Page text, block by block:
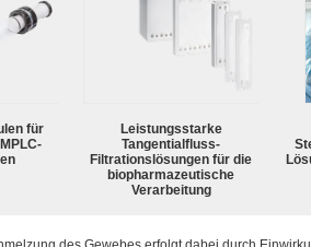
für
Leistungsstarke
Tangentialfluss-
Filtrationslösungen für die
biopharmazeutische
Verarbeitung